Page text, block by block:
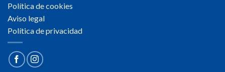
Política de cookies
Aviso legal
Política de privacidad